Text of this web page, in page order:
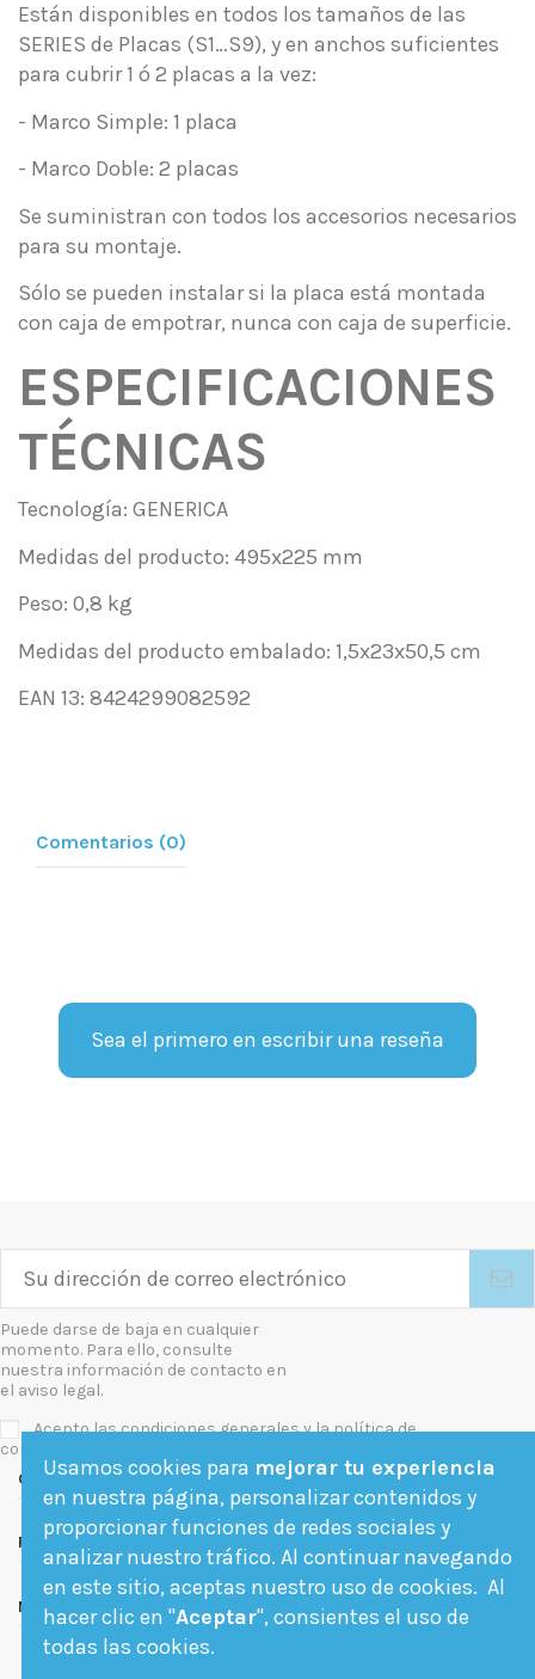
Están disponibles en todos los tamaños de las
SERIES de Placas (S1…S9), y en anchos suficientes
para cubrir 1 ó 2 placas a la vez:
- Marco Simple: 1 placa
- Marco Doble: 2 placas
Se suministran con todos los accesorios necesarios
para su montaje.
Sólo se pueden instalar si la placa está montada
con caja de empotrar, nunca con caja de superficie.
ESPECIFICACIONES
TÉCNICAS
Tecnología: GENERICA
Medidas del producto: 495x225 mm
Peso: 0,8 kg
Medidas del producto embalado: 1,5x23x50,5 cm
EAN 13: 8424299082592
Comentarios (0)
Sea el primero en escribir una reseña
Puede darse de baja en cualquier
momento. Para ello, consulte
nuestra información de contacto en
el aviso legal.
Acepto las condiciones generales y la política de
confidencialidad
Contact us
Follow us
Newsletter
Usamos cookies para mejorar tu experiencia
en nuestra página, personalizar contenidos y
proporcionar funciones de redes sociales y
analizar nuestro tráfico. Al continuar navegando
en este sitio, aceptas nuestro uso de cookies. Al
hacer clic en "Aceptar", consientes el uso de
todas las cookies.